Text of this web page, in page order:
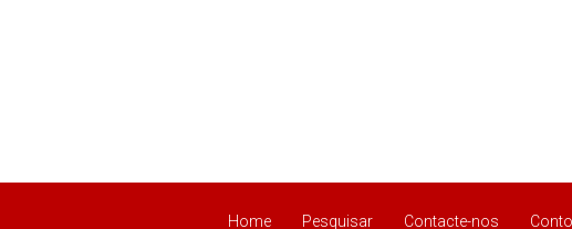
Home Pesquisar Contacte-nos